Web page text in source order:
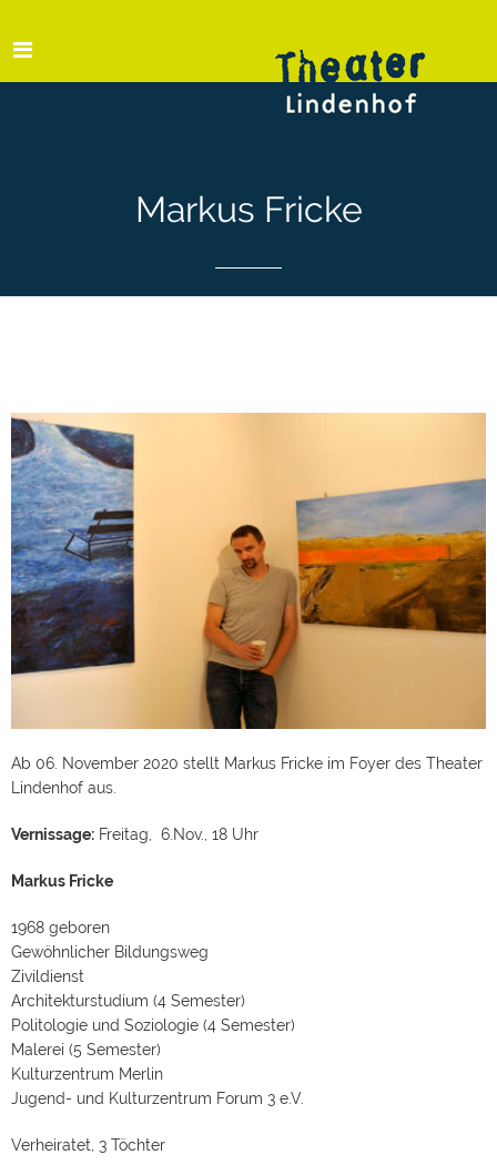
Markus Fricke
Ab 06. November 2020 stellt Markus Fricke im Foyer des Theater
Lindenhof aus.
Vernissage: Freitag, 6.Nov., 18 Uhr
Markus Fricke
1968 geboren
Gewöhnlicher Bildungsweg
Zivildienst
Architekturstudium (4 Semester)
Politologie und Soziologie (4 Semester)
Malerei (5 Semester)
Kulturzentrum Merlin
Jugend- und Kulturzentrum Forum 3 e.V.
Verheiratet, 3 Töchter